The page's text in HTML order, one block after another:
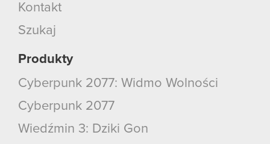
Kontakt
Szukaj
Produkty
Cyberpunk 2077: Widmo Wolności
Cyberpunk 2077
Wiedźmin 3: Dziki Gon